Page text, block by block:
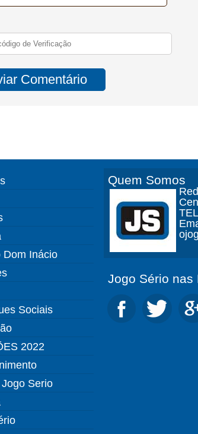
Dom Inácio
Sociais
2022
Serio
Quem Somos
Jogo Sério nas